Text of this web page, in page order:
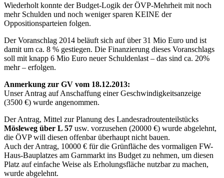
Wiederholt konnte der Budget-Logik der ÖVP-Mehrheit mit noch
mehr Schulden und noch weniger sparen KEINE der
Oppositionsparteien folgen.
Der Voranschlag 2014 beläuft sich auf über 31 Mio Euro und ist
damit um ca. 8 % gestiegen. Die Finanzierung dieses Voranschlags
soll mit knapp 6 Mio Euro neuer Schuldenlast – das sind ca. 20%
mehr – erfolgen.
Anmerkung zur GV vom 18.12.2013:
Unser Antrag auf Anschaffung einer Geschwindigkeitsanzeige
(3500 €) wurde angenommen.
Der Antrag, Mittel zur Planung des Landesradroutenteilstücks
Mösleweg über L 57 usw. vorzusehen (20000 €) wurde abgelehnt,
die ÖVP will diesen offenbar überhaupt nicht bauen.
Auch der Antrag, 10000 € für die Grünfläche des vormaligen FW-
Haus-Bauplatzes am Garnmarkt ins Budget zu nehmen, um diesen
Platz auf einfache Weise als Erholungsfläche nutzbar zu machen,
wurde abgelehnt.